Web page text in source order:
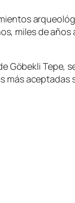
miles de
Göbekli Tepe,
aceptadas